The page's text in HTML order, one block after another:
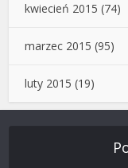
kwiecień 2015 (74)
marzec 2015 (95)
luty 2015 (19)